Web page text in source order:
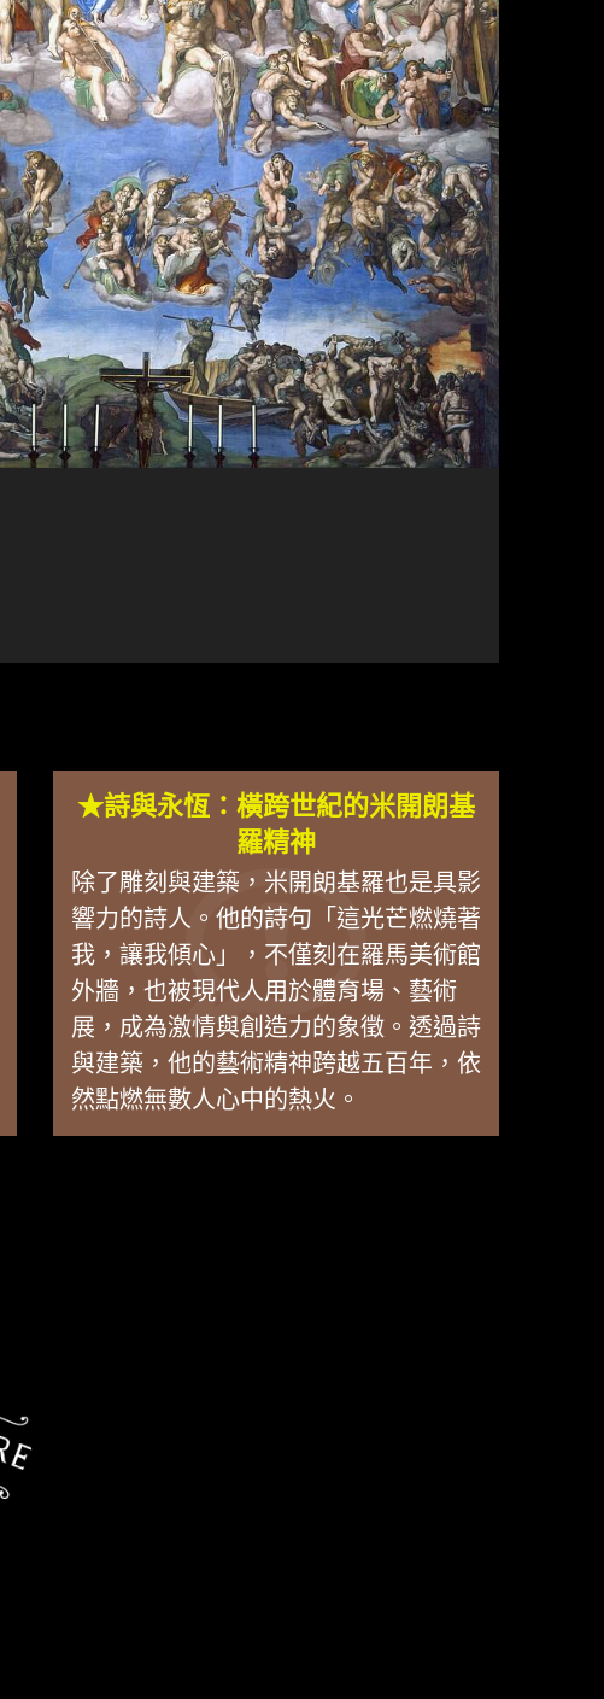
★詩與永恆：橫跨世紀的米開朗基
羅精神
除了雕刻與建築，米開朗基羅也是具影
響力的詩人。他的詩句「這光芒燃燒著
我，讓我傾心」，不僅刻在羅馬美術館
外牆，也被現代人用於體育場、藝術
展，成為激情與創造力的象徵。透過詩
與建築，他的藝術精神跨越五百年，依
然點燃無數人心中的熱火。